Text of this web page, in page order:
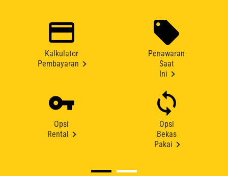
Kalkulator
Pembayaran
Penawaran
Saat
Ini
Opsi
Rental
Opsi
Bekas
Pakai